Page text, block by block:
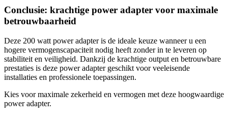
Conclusie: krachtige power adapter voor maximale
betrouwbaarheid
Deze 200 watt power adapter is de ideale keuze wanneer u een
hogere vermogenscapaciteit nodig heeft zonder in te leveren op
stabiliteit en veiligheid. Dankzij de krachtige output en betrouwbare
prestaties is deze power adapter geschikt voor veeleisende
installaties en professionele toepassingen.
Kies voor maximale zekerheid en vermogen met deze hoogwaardige
power adapter.